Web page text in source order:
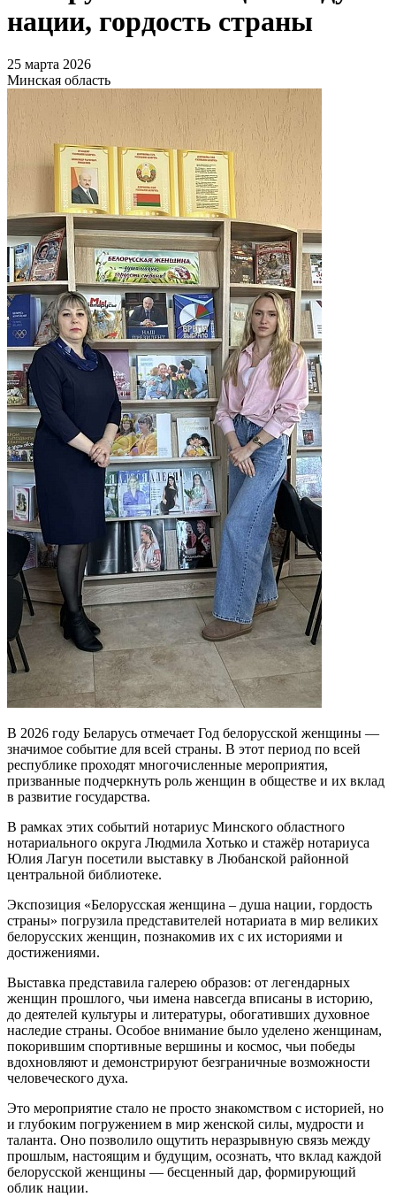
нации, гордость страны
25 марта 2026
Минская область
В 2026 году Беларусь отмечает Год белорусской женщины —
значимое событие для всей страны. В этот период по всей
республике проходят многочисленные мероприятия,
призванные подчеркнуть роль женщин в обществе и их вклад
в развитие государства.
В рамках этих событий нотариус Минского областного
нотариального округа Людмила Хотько и стажёр нотариуса
Юлия Лагун посетили выставку в Любанской районной
центральной библиотеке.
Экспозиция «Белорусская женщина – душа нации, гордость
страны» погрузила представителей нотариата в мир великих
белорусских женщин, познакомив их с их историями и
достижениями.
Выставка представила галерею образов: от легендарных
женщин прошлого, чьи имена навсегда вписаны в историю,
до деятелей культуры и литературы, обогативших духовное
наследие страны. Особое внимание было уделено женщинам,
покорившим спортивные вершины и космос, чьи победы
вдохновляют и демонстрируют безграничные возможности
человеческого духа.
Это мероприятие стало не просто знакомством с историей, но
и глубоким погружением в мир женской силы, мудрости и
таланта. Оно позволило ощутить неразрывную связь между
прошлым, настоящим и будущим, осознать, что вклад каждой
белорусской женщины — бесценный дар, формирующий
облик нации.